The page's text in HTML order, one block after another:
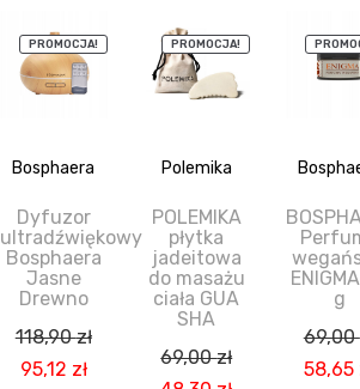
PROMOCJA!
Bosphaera
Dyfuzor
ultradźwiękowy
Bosphaera
Jasne
Drewno
118,90zł
Pierwotna
95,12 złAktualna
PROMOCJA!
Polemika
POLEMIKA
płytka
jadeitowa
do masażu
ciała GUA
SHA
69,00zł
g
69,00
58,65